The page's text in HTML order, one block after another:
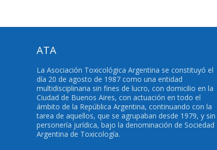
ATA
La Asociación Toxicológica Argentina se constituyó el
día 20 de agosto de 1987 como una entidad
multidisciplinaria sin fines de lucro, con domicilio en la
Ciudad de Buenos Aires, con actuación en todo el
ámbito de la República Argentina, continuando con la
tarea de aquellos, que se agrupaban desde 1979, y sin
personería jurídica, bajo la denominación de Sociedad
Argentina de Toxicología.